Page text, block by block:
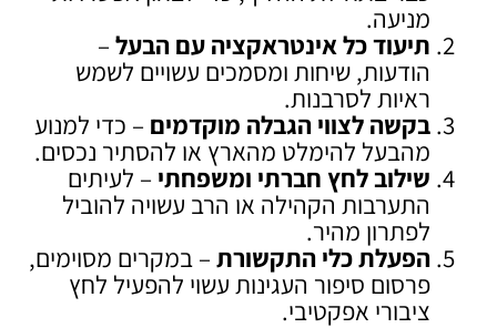
מניעה.
תיעוד כל אינטראקציה עם הבעל –
הודעות, שיחות ומסמכים עשויים לשמש
ראיות לסרבנות.
בקשה לצווי הגבלה מוקדמים – כדי למנוע
מהבעל להימלט מהארץ או להסתיר נכסים.
שילוב לחץ חברתי ומשפחתי – לעיתים
התערבות הקהילה או הרב עשויה להוביל
לפתרון מהיר.
הפעלת כלי התקשורת – במקרים מסוימים,
פרסום סיפור העגינות עשוי להפעיל לחץ
ציבורי אפקטיבי.